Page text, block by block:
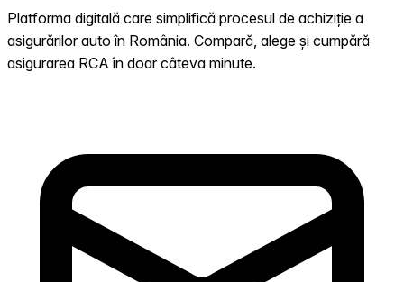
Platforma digitală care simplifică procesul de achiziție a
asigurărilor auto în România. Compară, alege și cumpără
asigurarea RCA în doar câteva minute.